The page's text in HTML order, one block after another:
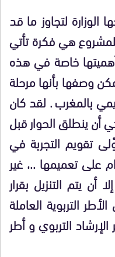
الوزارة لتجاوز ما قد
هي فكرة تأتي
خاصة في هذه
وصفها بأنها مرحلة
بالمغرب . لقد كان
أن ينطلق الحوار قبل
تقويم التجربة في
على تعميمها ..، غير
يتم التنزيل بقرار
التربوية العاملة
التربوي و أطر